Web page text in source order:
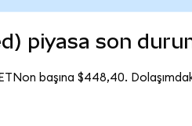
piyasa son
başına $448,40.